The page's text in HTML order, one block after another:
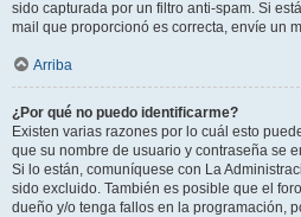
sido capturada por un filtro anti-spam. Si
mail que proporcionó es correcta, envíe un
Arriba
¿Por qué no puedo identificarme?
Existen varias razones por lo cuál esto
que su nombre de usuario y contraseña se
Si lo están, comuníquese con La
sido excluido. También es posible que el
dueño y/o tenga fallos en la programación,